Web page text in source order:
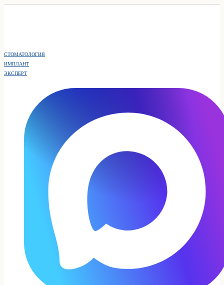
СТОМАТОЛОГИЯ
ИМПЛАНТ
ЭКСПЕРТ